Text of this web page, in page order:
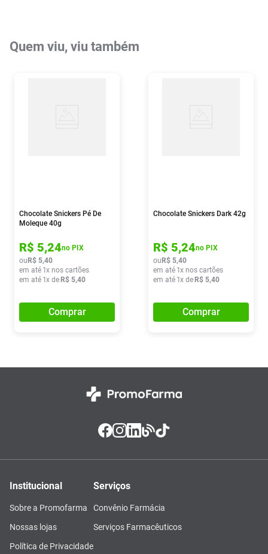
Quem viu, viu também
Chocolate Snickers Pé De
Moleque 40g
R$ 5,24no PIX
ou R$ 5,40
em até 1x nos cartões
em até 1x de R$ 5,40
Comprar
Chocolate Snickers Dark 42g
R$ 5,24no PIX
ou R$ 5,40
em até 1x nos cartões
em até 1x de R$ 5,40
Comprar
Institucional
Sobre a Promofarma
Nossas lojas
Política de Privacidade
Serviços
Convênio Farmácia
Serviços Farmacêuticos